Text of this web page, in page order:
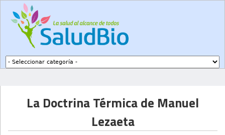
La Doctrina Térmica de Manuel
Lezaeta